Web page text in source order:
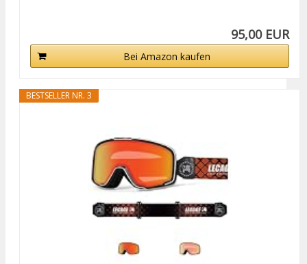
95,00 EUR
Bei Amazon kaufen
BESTSELLER NR. 3